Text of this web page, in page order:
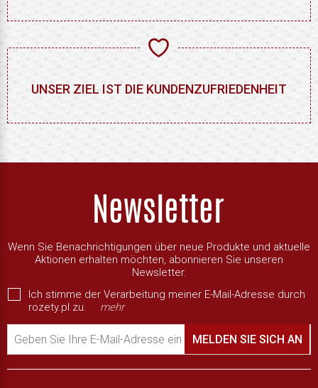
UNSER ZIEL IST DIE KUNDENZUFRIEDENHEIT
Wenn Sie Benachrichtigungen über neue Produkte und aktuelle
Aktionen erhalten möchten, abonnieren Sie unseren
Newsletter.
Ich stimme der Verarbeitung meiner E-Mail-Adresse durch
rozety.pl zu.
mehr
Geben Sie Ihre E-Mail-Adresse ein MELDEN SIE SICH AN